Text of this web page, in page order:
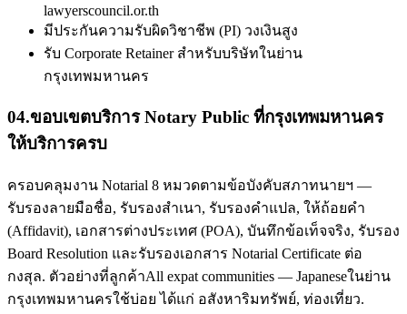
lawyerscouncil.or.th
มีประกันความรับผิดวิชาชีพ (PI) วงเงินสูง
รับ Corporate Retainer สำหรับบริษัทในย่าน
กรุงเทพมหานคร
04.ขอบเขตบริการ Notary Public ที่กรุงเทพมหานคร
ให้บริการครบ
ครอบคลุมงาน Notarial 8 หมวดตามข้อบังคับสภาทนายฯ —
รับรองลายมือชื่อ, รับรองสำเนา, รับรองคำแปล, ให้ถ้อยคำ
(Affidavit), เอกสารต่างประเทศ (POA), บันทึกข้อเท็จจริง, รับรอง
Board Resolution และรับรองเอกสาร Notarial Certificate ต่อ
กงสุล. ตัวอย่างที่ลูกค้าAll expat communities — Japaneseในย่าน
กรุงเทพมหานครใช้บ่อย ได้แก่ อสังหาริมทรัพย์, ท่องเที่ยว.